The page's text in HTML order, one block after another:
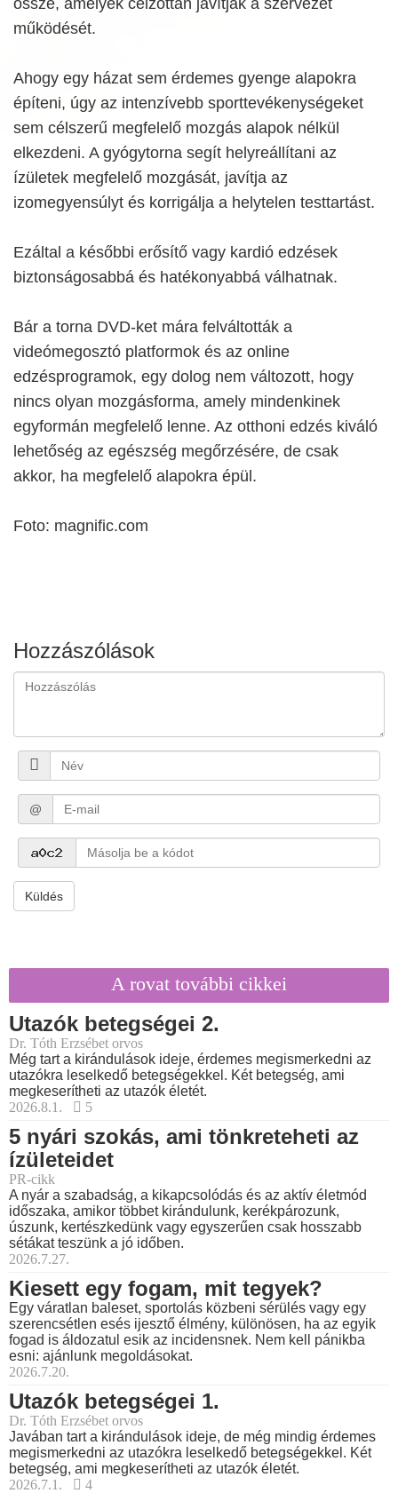
működését.
Ahogy egy házat sem érdemes gyenge alapokra
építeni, úgy az intenzívebb sporttevékenységeket
sem célszerű megfelelő mozgás alapok nélkül
elkezdeni. A gyógytorna segít helyreállítani az
ízületek megfelelő mozgását, javítja az
izomegyensúlyt és korrigálja a helytelen testtartást.
Ezáltal a későbbi erősítő vagy kardió edzések
biztonságosabbá és hatékonyabbá válhatnak.
Bár a torna DVD-ket mára felváltották a
videómegosztó platformok és az online
edzésprogramok, egy dolog nem változott, hogy
nincs olyan mozgásforma, amely mindenkinek
egyformán megfelelő lenne. Az otthoni edzés kiváló
lehetőség az egészség megőrzésére, de csak
akkor, ha megfelelő alapokra épül.
Foto: magnific.com
Hozzászólások
@
Küldés
A rovat további cikkei
Utazók betegségei 2.
Dr. Tóth Erzsébet orvos
Még tart a kirándulások ideje, érdemes megismerkedni az
utazókra leselkedő betegségekkel. Két betegség, ami
megkeserítheti az utazók életét.
2026.8.1.
5
5 nyári szokás, ami tönkreteheti az
ízületeidet
PR-cikk
A nyár a szabadság, a kikapcsolódás és az aktív életmód
időszaka, amikor többet kirándulunk, kerékpározunk,
úszunk, kertészkedünk vagy egyszerűen csak hosszabb
sétákat teszünk a jó időben.
2026.7.27.
Kiesett egy fogam, mit tegyek?
Egy váratlan baleset, sportolás közbeni sérülés vagy egy
szerencsétlen esés ijesztő élmény, különösen, ha az egyik
fogad is áldozatul esik az incidensnek. Nem kell pánikba
esni: ajánlunk megoldásokat.
2026.7.20.
Utazók betegségei 1.
Dr. Tóth Erzsébet orvos
Javában tart a kirándulások ideje, de még mindig érdemes
megismerkedni az utazókra leselkedő betegségekkel. Két
betegség, ami megkeserítheti az utazók életét.
2026.7.1.
4